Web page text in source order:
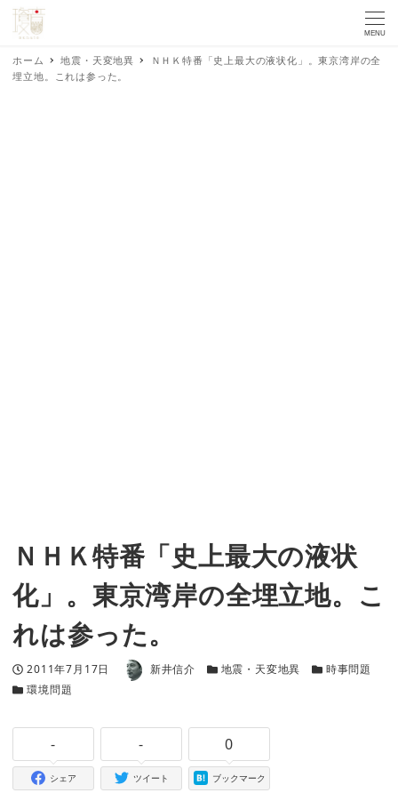
MENU
ホーム 地震・天変地異
ＮＨＫ特番「史上最大の液状化」。東京湾岸の全
埋立地。これは参った。
ＮＨＫ特番「史上最大の液状
化」。東京湾岸の全埋立地。こ
れは参った。
投稿日
2011年7月17日 著者 新井信介 カテゴリー
地震・天変地異 カテゴリー
時事問題
カテゴリー
環境問題
-
シェア
-
ツイート
0
ブックマーク